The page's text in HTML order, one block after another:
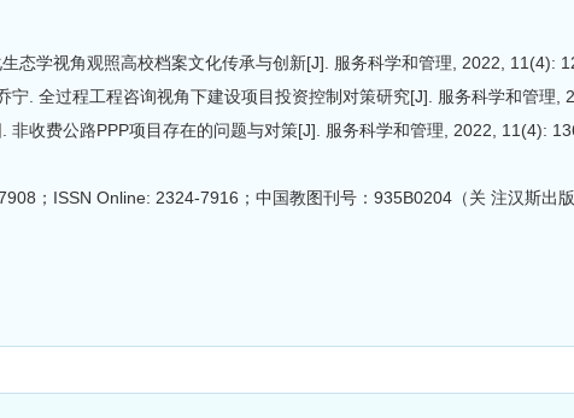
态学视角观照高校档案文化传承与创新[J]. 服务科学和管理, 2022, 11(4):
宁. 全过程工程咨询视角下建设项目投资控制对策研究[J]. 服务科学和管理,
非收费公路PPP项目存在的问题与对策[J]. 服务科学和管理, 2022, 11(4):
；ISSN Online: 2324-7916；中国教图刊号：935B0204（关 注汉斯出